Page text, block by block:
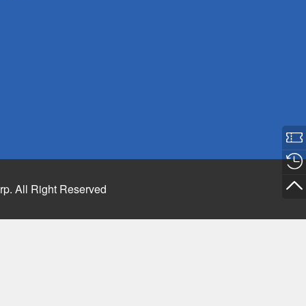
All Right Reserved